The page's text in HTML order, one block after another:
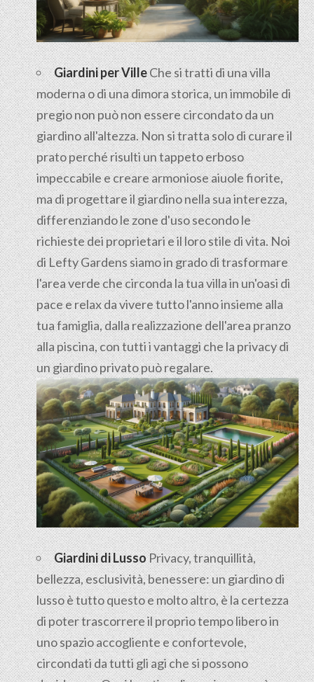
Giardini per VilleChe si tratti di una villa
moderna o di una dimora storica, un immobile di
pregio non può non essere circondato da un
giardino all'altezza. Non si tratta solo di curare il
prato perché risulti un tappeto erboso
impeccabile e creare armoniose aiuole fiorite,
ma di progettare il giardino nella sua interezza,
differenziando le zone d'uso secondo le
richieste dei proprietari e il loro stile di vita. Noi
di Lefty Gardens siamo in grado di trasformare
l'area verde che circonda la tua villa in un'oasi di
pace e relax da vivere tutto l'anno insieme alla
tua famiglia, dalla realizzazione dell'area pranzo
alla piscina, con tutti i vantaggi che la privacy di
un giardino privato può regalare.
Giardini di LussoPrivacy, tranquillità,
bellezza, esclusività, benessere: un giardino di
lusso è tutto questo e molto altro, è la certezza
di poter trascorrere il proprio tempo libero in
uno spazio accogliente e confortevole,
circondati da tutti gli agi che si possono